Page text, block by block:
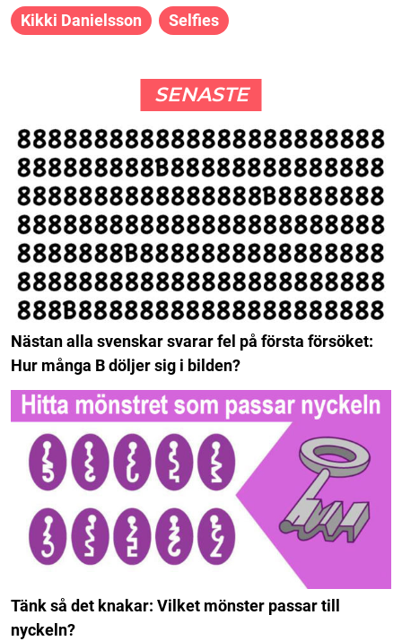
Kikki Danielsson Selfies
SENASTE
Nästan alla svenskar svarar fel på första försöket:
Hur många B döljer sig i bilden?
Tänk så det knakar: Vilket mönster passar till
nyckeln?